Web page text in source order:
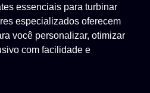
essenciais para turbinar
especializados oferecem
você personalizar, otimizar
com facilidade e